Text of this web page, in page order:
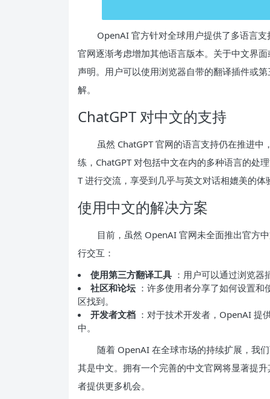
OpenAI 官方针对全球用户提供了多语言
官网逐渐考虑增加其他语言版本。关于中文界
声明。用户可以使用浏览器自带的翻译插件或
解。
ChatGPT 对中文的支持
虽然 ChatGPT 官网的语言支持仍在推进
练，ChatGPT 对包括中文在内的多种语言的处
T 进行交流，享受到几乎与英文对话相媲美的体
使用中文的解决方案
目前，虽然 OpenAI 官网未全面推出官方
行交互：
使用第三方翻译工具 ：用户可以通过浏览
社区和论坛 ：许多使用者分享了如何设置
区找到。
开发者文档 ：对于技术开发者，OpenAI 提
中。
随着 OpenAI 在全球市场的持续扩展，我
其是中文。拥有一个完善的中文官网将显著提
者提供更多机会。